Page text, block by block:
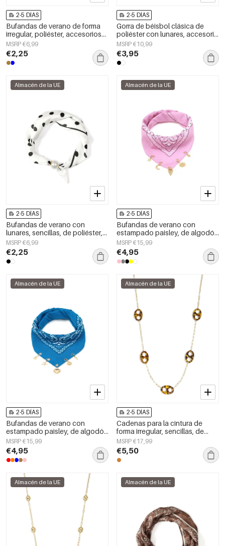
2-5 DÍAS
Bufandas de verano de forma
irregular, poliéster, accesorios
diarios
MSRP €6,99
€2,25
2-5 DÍAS
Gorra de béisbol clásica de
poliéster con lunares, accesorio
diario.
MSRP €10,99
€3,95
Almacén de la UE
2-5 DÍAS
Bufandas de verano con
lunares, sencillas, de poliéster,
accesorios para el día a día.
MSRP €6,99
€2,25
Almacén de la UE
2-5 DÍAS
Bufandas de verano con
estampado paisley, de algodón
clásico, accesorios para el día a
día.
MSRP €15,99
€4,95
Almacén de la UE
2-5 DÍAS
Bufandas de verano con
estampado paisley, de algodón
clásico, accesorios para el día a
día.
MSRP €15,99
€4,95
Almacén de la UE
2-5 DÍAS
Cadenas para la cintura de
forma irregular, sencillas, de
acero inoxidable, accesorios de
uso diario.
MSRP €17,99
€5,50
Almacén de la UE Almacén de la UE